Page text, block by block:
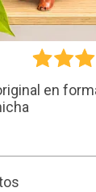
en